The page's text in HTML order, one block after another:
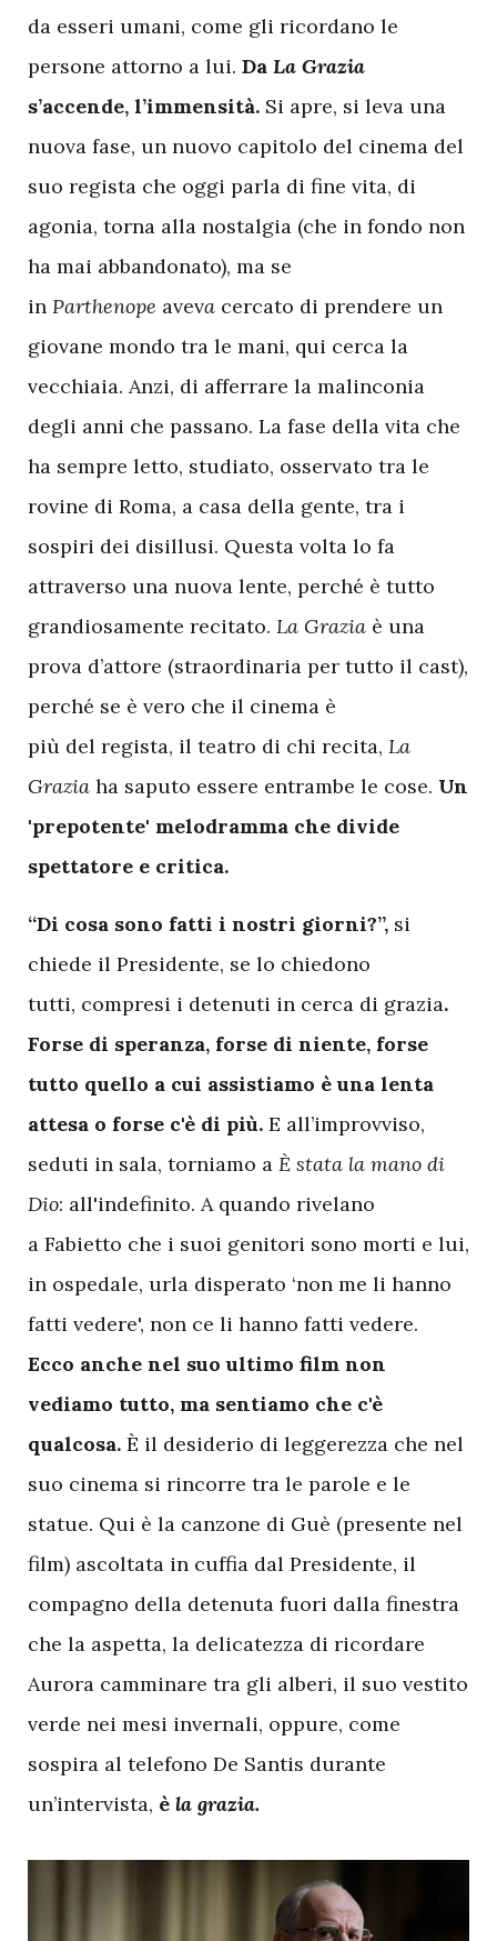
da esseri umani, come gli ricordano le
persone attorno a lui. Da La Grazia
s’accende, l’immensità. Si apre, si leva una
nuova fase, un nuovo capitolo del cinema del
suo regista che oggi parla di fine vita, di
agonia, torna alla nostalgia (che in fondo non
ha mai abbandonato), ma se
in Parthenope aveva cercato di prendere un
giovane mondo tra le mani, qui cerca la
vecchiaia. Anzi, di afferrare la malinconia
degli anni che passano. La fase della vita che
ha sempre letto, studiato, osservato tra le
rovine di Roma, a casa della gente, tra i
sospiri dei disillusi. Questa volta lo fa
attraverso una nuova lente, perché è tutto
grandiosamente recitato. La Grazia è una
prova d’attore (straordinaria per tutto il cast),
perché se è vero che il cinema è
più del regista, il teatro di chi recita, La
Grazia ha saputo essere entrambe le cose. Un
'prepotente' melodramma che divide
spettatore e critica.
“Di cosa sono fatti i nostri giorni?”, si
chiede il Presidente, se lo chiedono
tutti, compresi i detenuti in cerca di grazia.
Forse di speranza, forse di niente, forse
tutto quello a cui assistiamo è una lenta
attesa o forse c'è di più. E all’improvviso,
seduti in sala, torniamo a È stata la mano di
Dio: all'indefinito. A quando rivelano
a Fabietto che i suoi genitori sono morti e lui,
in ospedale, urla disperato ‘non me li hanno
fatti vedere', non ce li hanno fatti vedere.
Ecco anche nel suo ultimo film non
vediamo tutto, ma sentiamo che c'è
qualcosa. È il desiderio di leggerezza che nel
suo cinema si rincorre tra le parole e le
statue. Qui è la canzone di Guè (presente nel
film) ascoltata in cuffia dal Presidente, il
compagno della detenuta fuori dalla finestra
che la aspetta, la delicatezza di ricordare
Aurora camminare tra gli alberi, il suo vestito
verde nei mesi invernali, oppure, come
sospira al telefono De Santis durante
un’intervista, è la grazia.